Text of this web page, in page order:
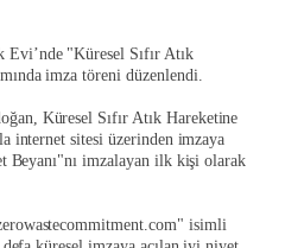
"Küresel Sıfır Atık
imza töreni düzenlendi.
Küresel Sıfır Atık Hareketine
internet sitesi üzerinden imzaya
Beyanı"nı imzalayan ilk kişi olarak
isimli